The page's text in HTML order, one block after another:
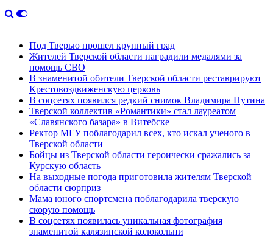
Под Тверью прошел крупный град
Жителей Тверской области наградили медалями за
помощь СВО
В знаменитой обители Тверской области реставрируют
Крестовоздвиженскую церковь
В соцсетях появился редкий снимок Владимира Путина
Тверской коллектив «Романтики» стал лауреатом
«Славянского базара» в Витебске
Ректор МГУ поблагодарил всех, кто искал ученого в
Тверской области
Бойцы из Тверской области героически сражались за
Курскую область
На выходные погода приготовила жителям Тверской
области сюрприз
Мама юного спортсмена поблагодарила тверскую
скорую помощь
В соцсетях появилась уникальная фотография
знаменитой калязинской колокольни